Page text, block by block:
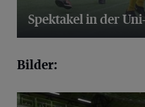
Spektakel in der
Bilder: